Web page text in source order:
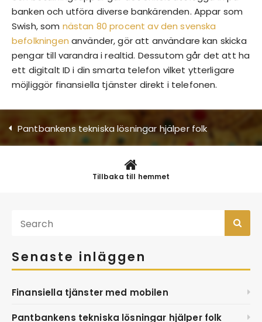
banken och utföra diverse bankärenden. Appar som
Swish, som nästan 80 procent av den svenska
befolkningen använder, gör att användare kan skicka
pengar till varandra i realtid. Dessutom går det att ha
ett digitalt ID i din smarta telefon vilket ytterligare
möjliggör finansiella tjänster direkt i telefonen.
Pantbankens tekniska lösningar hjälper folk
Tillbaka till hemmet
Senaste inläggen
Finansiella tjänster med mobilen
Pantbankens tekniska lösningar hjälper folk